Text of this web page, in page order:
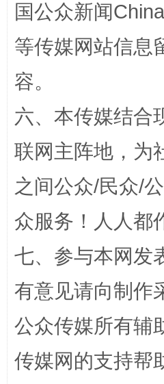
千年窑火 生生不息
揭开“小金库”的免责幌
国公众新闻
等传媒网站信息
容。
六、本传媒结合
联网主阵地，为
之间公众/民众/
众服务！人人都
七、参与本网发
有意见请向制作
公众传媒所有辅
传媒网的支持帮